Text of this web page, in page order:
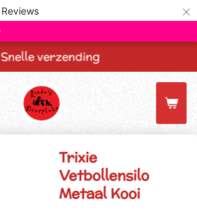
Reviews ×
Snelle verzending
Trixie
Vetbollensilo
Metaal Kooi